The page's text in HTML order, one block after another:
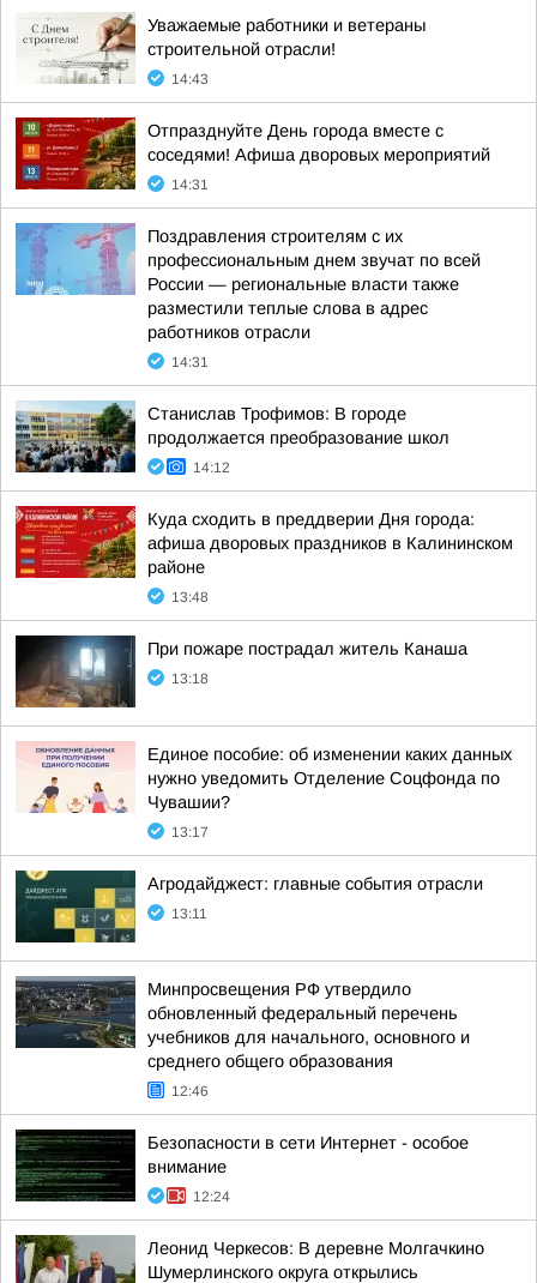
Уважаемые работники и ветераны
строительной отрасли!
14:43
Отпразднуйте День города вместе с
соседями! Афиша дворовых мероприятий
14:31
Поздравления строителям с их
профессиональным днем звучат по всей
России — региональные власти также
разместили теплые слова в адрес
работников отрасли
14:31
Станислав Трофимов: В городе
продолжается преобразование школ
14:12
Куда сходить в преддверии Дня города:
афиша дворовых праздников в Калининском
районе
13:48
При пожаре пострадал житель Канаша
13:18
Единое пособие: об изменении каких данных
нужно уведомить Отделение Соцфонда по
Чувашии?
13:17
Агродайджест: главные события отрасли
13:11
Минпросвещения РФ утвердило
обновленный федеральный перечень
учебников для начального, основного и
среднего общего образования
12:46
Безопасности в сети Интернет - особое
внимание
12:24
Леонид Черкесов: В деревне Молгачкино
Шумерлинского округа открылись